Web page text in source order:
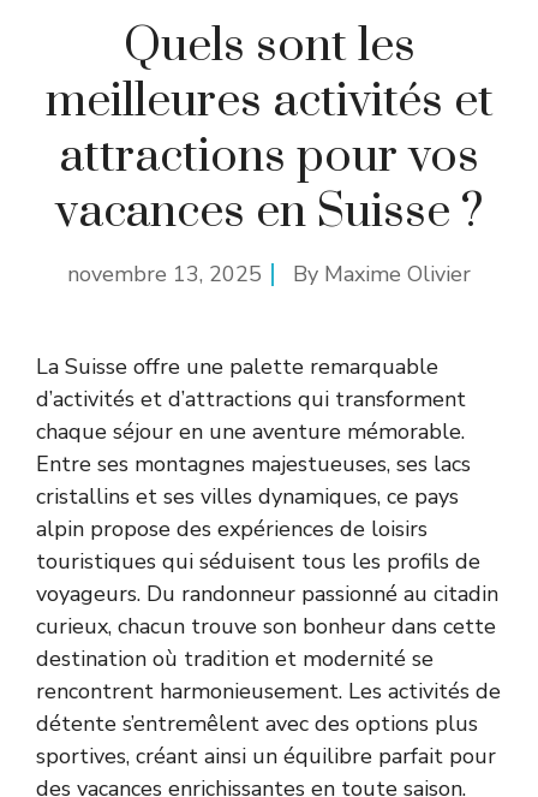
Quels sont les
meilleures activités et
attractions pour vos
vacances en Suisse ?
novembre 13, 2025 By Maxime Olivier
La Suisse offre une palette remarquable
d’activités et d’attractions qui transforment
chaque séjour en une aventure mémorable.
Entre ses montagnes majestueuses, ses lacs
cristallins et ses villes dynamiques, ce pays
alpin propose des expériences de loisirs
touristiques qui séduisent tous les profils de
voyageurs. Du randonneur passionné au citadin
curieux, chacun trouve son bonheur dans cette
destination où tradition et modernité se
rencontrent harmonieusement. Les activités de
détente s’entremêlent avec des options plus
sportives, créant ainsi un équilibre parfait pour
des vacances enrichissantes en toute saison.